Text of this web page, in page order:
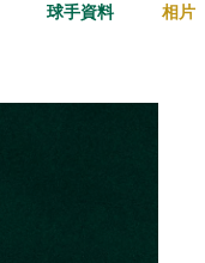
球手資料 相片